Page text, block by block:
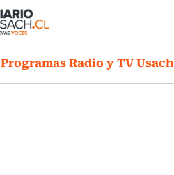
Programas Radio y TV Usach